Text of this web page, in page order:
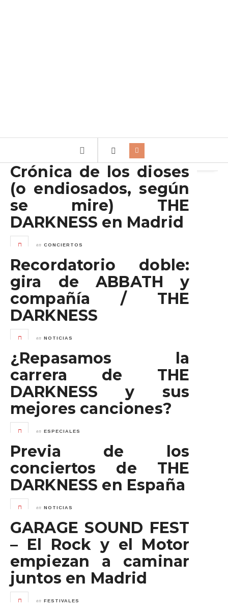
Crónica de los dioses
(o endiosados, según
se mire) THE
DARKNESS en Madrid
en CONCIERTOS
Recordatorio doble:
gira de ABBATH y
compañía / THE
DARKNESS
en NOTICIAS
¿Repasamos la
carrera de THE
DARKNESS y sus
mejores canciones?
en ESPECIALES
Previa de los
conciertos de THE
DARKNESS en España
en NOTICIAS
GARAGE SOUND FEST
– El Rock y el Motor
empiezan a caminar
juntos en Madrid
en FESTIVALES